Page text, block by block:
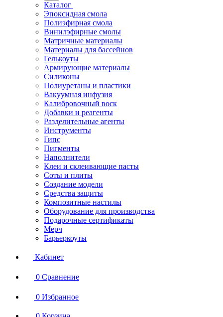
Каталог
Эпоксидная смола
Полиэфирная смола
Винилэфирные смолы
Матричные материалы
Материалы для бассейнов
Гелькоуты
Армирующие материалы
Силиконы
Полиуретаны и пластики
Вакуумная инфузия
Калибровочный воск
Добавки и реагенты
Разделительные агенты
Инструменты
Гипс
Пигменты
Наполнители
Клеи и склеивающие пасты
Соты и плиты
Создание модели
Средства защиты
Композитные настилы
Оборудование для производства
Подарочные сертификаты
Мерч
Барьеркоуты
Кабинет
0 Сравнение
0 Избранное